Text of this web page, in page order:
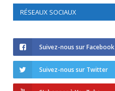
RÉSEAUX SOCIAUX
Suivez-nous sur Facebook
Suivez-nous sur Twitter